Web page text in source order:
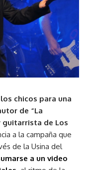
chicos para una
de “La
de Los
a la campaña que
de la Usina del
a un video